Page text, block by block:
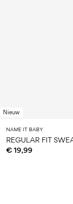
Nieuw
NAME IT BABY
€ 19,99